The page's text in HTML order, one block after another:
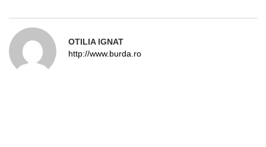
OTILIA IGNAT
http://www.burda.ro